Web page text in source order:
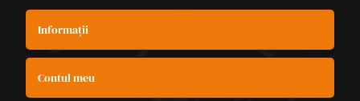
Informații
Contul meu